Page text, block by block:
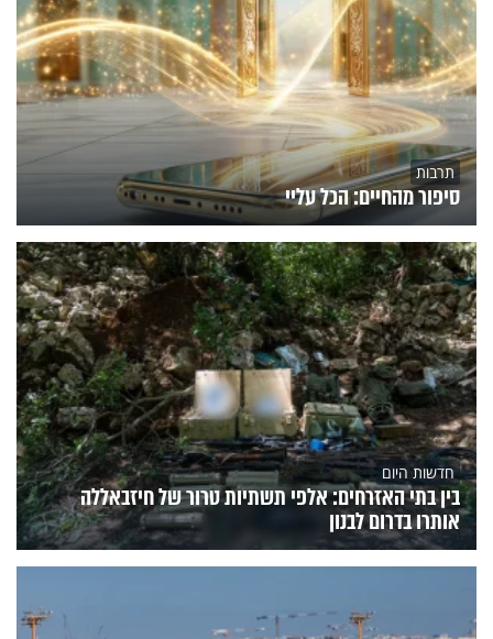
תרבות
סיפור מהחיים: הכל עליי
חדשות היום
בין בתי האזרחים: אלפי תשתיות טרור של חיזבאללה
אותרו בדרום לבנון